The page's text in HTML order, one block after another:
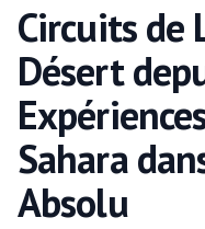
Circuits de
Désert
Sahara
Absolu